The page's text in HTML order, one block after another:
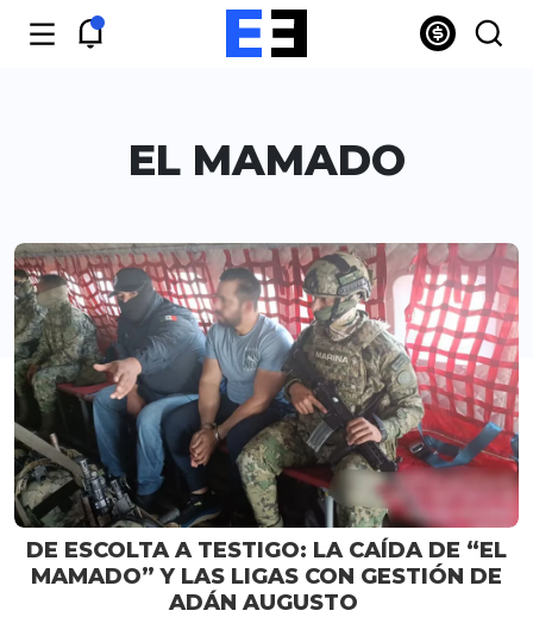
EL MAMADO
DE ESCOLTA A TESTIGO: LA CAÍDA DE “EL
MAMADO” Y LAS LIGAS CON GESTIÓN DE
ADÁN AUGUSTO